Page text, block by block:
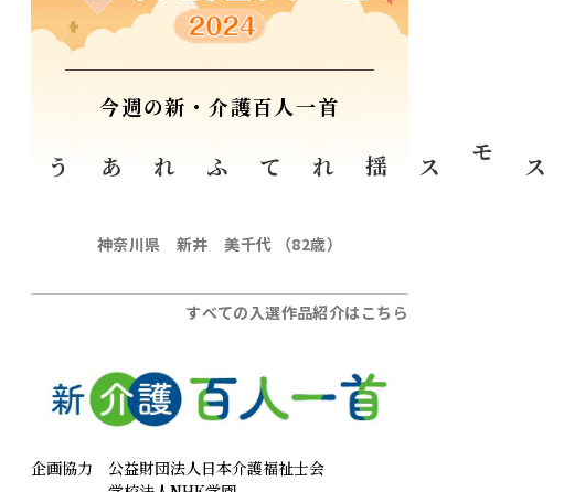
今週の新・介護百人一首
庭のコスモス
揺れてふれあう
神奈川県 新井 美千代 （82歳）
すべての入選作品紹介はこちら
企画協力
公益財団法人日本介護福祉士会